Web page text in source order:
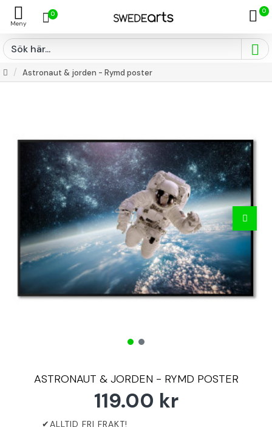
0 0
Astronaut & jorden - Rymd poster
ASTRONAUT & JORDEN - RYMD POSTER
119.00 kr